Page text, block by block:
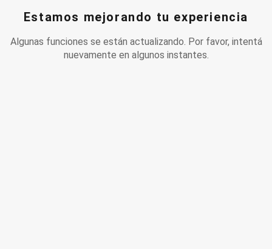
Estamos mejorando tu experiencia
Algunas funciones se están actualizando. Por favor, intentá
nuevamente en algunos instantes.